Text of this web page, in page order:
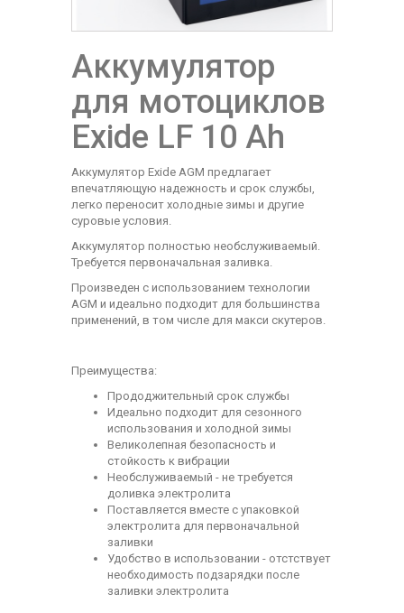
Аккумулятор
для мотоциклов
Exide LF 10 Ah
Аккумулятор Exide AGM предлагает
впечатляющую надежность и срок службы,
легко переносит холодные зимы и другие
суровые условия.
Аккумулятор полностью необслуживаемый.
Требуется первоначальная заливка.
Произведен с использованием технологии
AGM и идеально подходит для большинства
применений, в том числе для макси скутеров.
Преимущества:
Прододжительный срок службы
Идеально подходит для сезонного
использования и холодной зимы
Великолепная безопасность и
стойкость к вибрации
Необслуживаемый - не требуется
доливка электролита
Поставляется вместе с упаковкой
электролита для первоначальной
заливки
Удобство в использовании - отстствует
необходимость подзарядки после
заливки электролита